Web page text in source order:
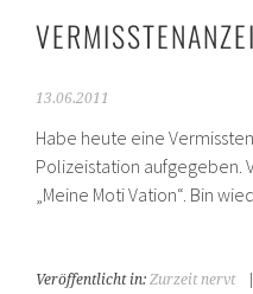
13.06.2011
Habe heute eine
Polizeistation aufgegeben.
„Meine Moti Vation“. Bin
Veröffentlicht in:Zurzeit nervt